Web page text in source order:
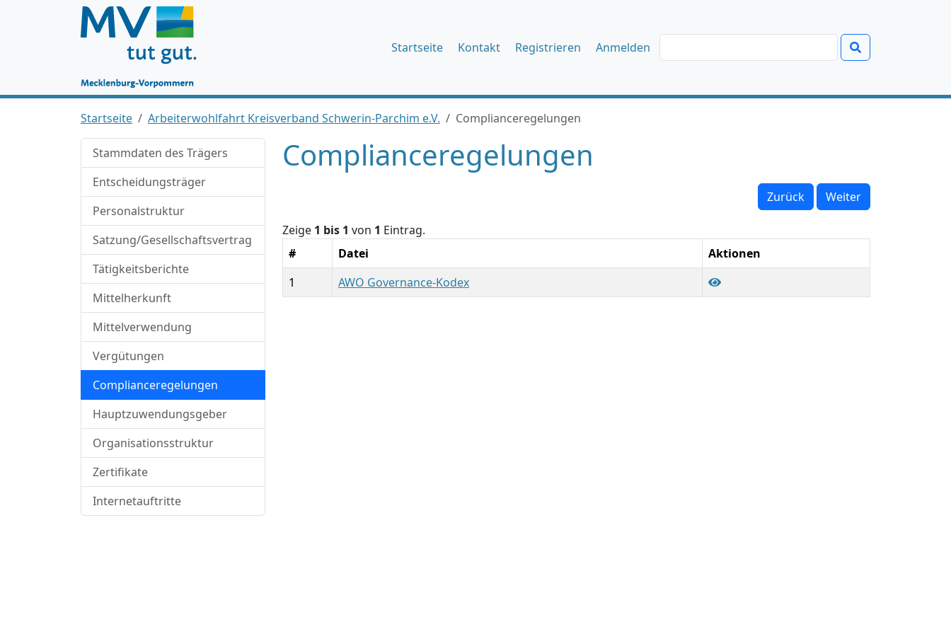
Startseite Kontakt Registrieren Anmelden
Startseite Arbeiterwohlfahrt Kreisverband Schwerin-Parchim e.V. Complianceregelungen
Stammdaten des Trägers
Entscheidungsträger
Personalstruktur
Satzung/Gesellschaftsvertrag
Tätigkeitsberichte
Mittelherkunft
Mittelverwendung
Vergütungen
Complianceregelungen
Hauptzuwendungsgeber
Organisationsstruktur
Zertifikate
Internetauftritte
Complianceregelungen
Zurück Weiter
Zeige 1 bis 1 von 1 Eintrag.
#
Datei
Aktionen
1
AWO Governance-Kodex